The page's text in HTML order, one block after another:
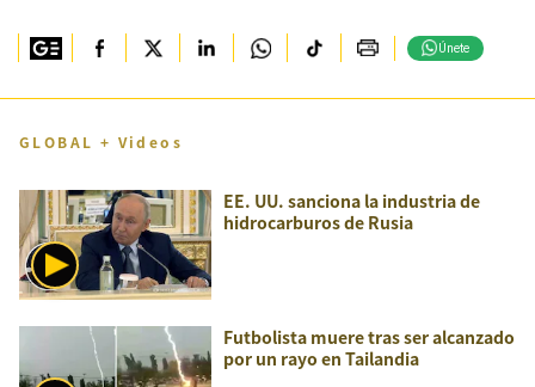
Únete
GLOBAL + Videos
EE. UU. sanciona la industria de
hidrocarburos de Rusia
Futbolista muere tras ser alcanzado
por un rayo en Tailandia